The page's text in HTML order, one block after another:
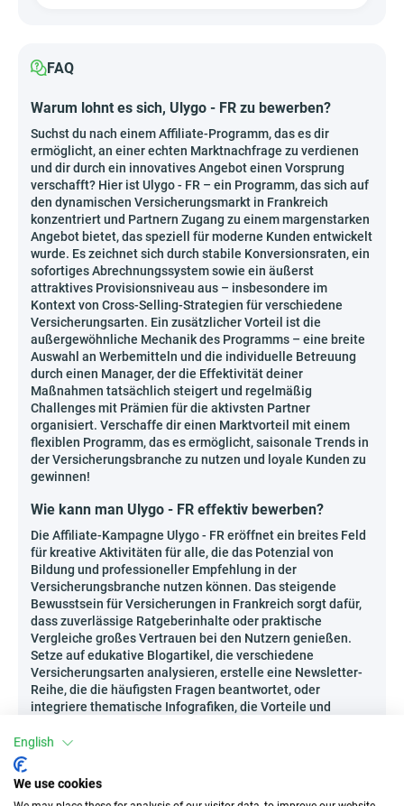
FAQ
Warum lohnt es sich, Ulygo - FR zu bewerben?
Suchst du nach einem Affiliate-Programm, das es dir
ermöglicht, an einer echten Marktnachfrage zu verdienen
und dir durch ein innovatives Angebot einen Vorsprung
verschafft? Hier ist Ulygo - FR – ein Programm, das sich auf
den dynamischen Versicherungsmarkt in Frankreich
konzentriert und Partnern Zugang zu einem margenstarken
Angebot bietet, das speziell für moderne Kunden entwickelt
wurde. Es zeichnet sich durch stabile Konversionsraten, ein
sofortiges Abrechnungssystem sowie ein äußerst
attraktives Provisionsniveau aus – insbesondere im
Kontext von Cross-Selling-Strategien für verschiedene
Versicherungsarten. Ein zusätzlicher Vorteil ist die
außergewöhnliche Mechanik des Programms – eine breite
Auswahl an Werbemitteln und die individuelle Betreuung
durch einen Manager, der die Effektivität deiner
Maßnahmen tatsächlich steigert und regelmäßig
Challenges mit Prämien für die aktivsten Partner
organisiert. Verschaffe dir einen Marktvorteil mit einem
flexiblen Programm, das es ermöglicht, saisonale Trends in
der Versicherungsbranche zu nutzen und loyale Kunden zu
gewinnen!
Wie kann man Ulygo - FR effektiv bewerben?
Die Affiliate-Kampagne Ulygo - FR eröffnet ein breites Feld
für kreative Aktivitäten für alle, die das Potenzial von
Bildung und professioneller Empfehlung in der
Versicherungsbranche nutzen können. Das steigende
Bewusstsein für Versicherungen in Frankreich sorgt dafür,
dass zuverlässige Ratgeberinhalte oder praktische
Vergleiche großes Vertrauen bei den Nutzern genießen.
Setze auf edukative Blogartikel, die verschiedene
Versicherungsarten analysieren, erstelle eine Newsletter-
Reihe, die die häufigsten Fragen beantwortet, oder
integriere thematische Infografiken, die Vorteile und
zusammenfassen. Auch interaktive Quizze und Ratgeber-
an, die an einem umfassenden Versicherungsschutz
interessiert sind. Öffne dich für neue Formate und bringe
English
We use cookies